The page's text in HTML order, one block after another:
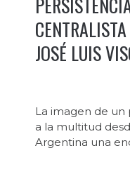
JOSÉ LUIS
La imagen de un
a la multitud
Argentina una